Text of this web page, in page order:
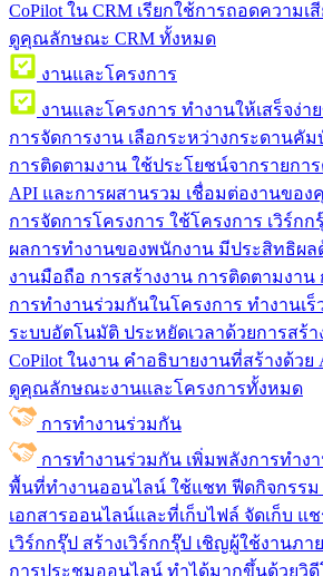
CoPilot ใน CRM เรียกใช้การถอดความ
ดูคุณลักษณะ CRM ทั้งหมด
งานและโครงการ
งานและโครงการ ทำงานให้เสร็จง่า
การจัดการงาน เลือกระหว่างกระดานคั
การติดตามงาน ใช้ประโยชน์จากรายกา
API และการผสานรวม เชื่อมต่องานของ
การจัดการโครงการ ใช้โครงการ เวิร์ก
ผลการทำงานของพนักงาน มีประสิทธิผล
งานมือถือ การสร้างงาน การติดตามงาน
การทำงานร่วมกันในโครงการ ทํางานเ
ระบบอัตโนมัติ ประหยัดเวลาด้วยการสร้
CoPilot ในงาน คำอธิบายงานที่สร้างด้วย
ดูคุณลักษณะงานและโครงการทั้งหมด
การทำงานร่วมกัน
การทำงานร่วมกัน เพิ่มพลังการทำ
พื้นที่ทำงานออนไลน์ ใช้แชท ฟีดกิจกรรม
เอกสารออนไลน์และที่เก็บไฟล์ จัดเก็บ แ
เวิร์กกรุ๊ป สร้างเวิร์กกรุ๊ป เชิญผู้ใช้งานภ
การประชุมออนไลน์ ทำได้มากขึ้นด้วยวิ